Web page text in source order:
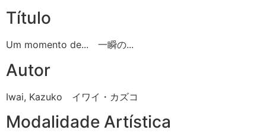
Título
Um momento de... 一瞬の...
Autor
Iwai, Kazuko イワイ・カズコ
Modalidade Artística